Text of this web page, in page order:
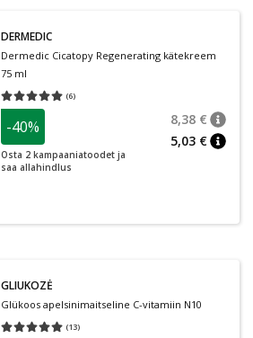
DERMEDIC
Dermedic Cicatopy Regenerating kätekreem
75 ml
(6)
Keskmine hinnang 5.00
-40%
Osta 2 kampaaniatoodet ja
saa allahindlus
8,38 €
5,03 €
GLIUKOZĖ
Glükoos apelsinimaitseline C-vitamiin N10
(13)
Keskmine hinnang 5.00